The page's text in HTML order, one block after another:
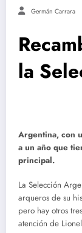
Germán Carrara
la
Argentina, con
a un año que
principal.
La Selección
arqueros de su
pero hay otros
atención de